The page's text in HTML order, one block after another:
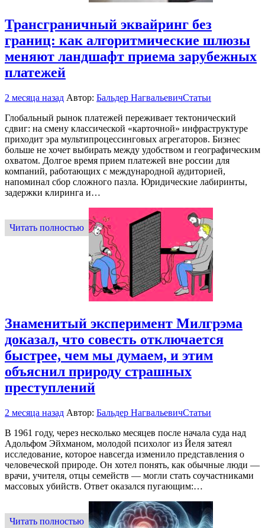
Трансграничный эквайринг без
границ: как алгоритмические шлюзы
меняют ландшафт приема зарубежных
платежей
2 месяца назад Автор: Бальдер НагвальевичСтатьи
Глобальный рынок платежей переживает тектонический
сдвиг: на смену классической «карточной» инфраструктуре
приходит эра мультипроцессинговых агрегаторов. Бизнес
больше не хочет выбирать между удобством и географическим
охватом. Долгое время прием платежей вне россии для
компаний, работающих с международной аудиторией,
напоминал сбор сложного пазла. Юридические лабиринты,
задержки клиринга и…
Читать полностью
Знаменитый эксперимент Милгрэма
доказал, что совесть отключается
быстрее, чем мы думаем, и этим
объяснил природу страшных
преступлений
2 месяца назад Автор: Бальдер НагвальевичСтатьи
В 1961 году, через несколько месяцев после начала суда над
Адольфом Эйхманом, молодой психолог из Йеля затеял
исследование, которое навсегда изменило представления о
человеческой природе. Он хотел понять, как обычные люди —
врачи, учителя, отцы семейств — могли стать соучастниками
массовых убийств. Ответ оказался пугающим:…
Читать полностью